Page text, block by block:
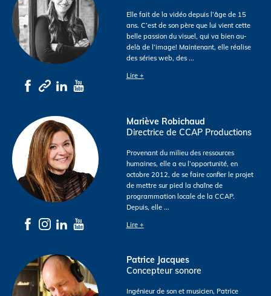
Elle fait de la vidéo depuis l’âge de 15
ans. C’est de son père que lui vient cette
belle passion du visuel, qui va bien au-
delà de l’image! Maintenant, elle réalise
des séries web, des ...
Lire +
Mariève Robichaud
Directrice de CCAP Productions
Provenant du milieu des ressources
humaines, elle a eu l’opportunité, en
octobre 2012, de se faire confier le projet
de mettre sur pied la chaîne de
programmation locale de la CCAP.
Depuis, elle ...
Lire +
Patrice Jacques
Concepteur sonore
Ingénieur de son et musicien, Patrice